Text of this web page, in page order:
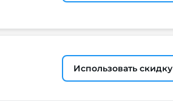
Использовать скидку